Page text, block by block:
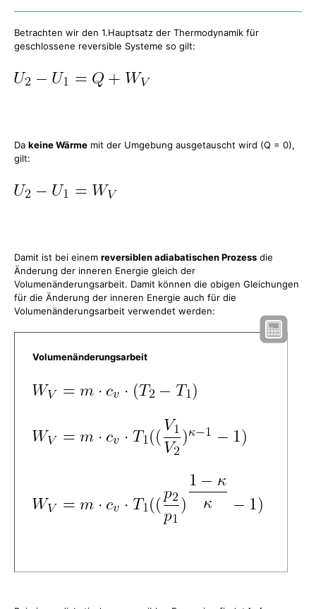
Betrachten wir den 1.Hauptsatz der Thermodynamik für
geschlossene reversible Systeme so gilt:
Da keine Wärme mit der Umgebung ausgetauscht wird (Q = 0),
gilt:
Damit ist bei einem reversiblen adiabatischen Prozess die
Änderung der inneren Energie gleich der
Volumenänderungsarbeit. Damit können die obigen Gleichungen
für die Änderung der inneren Energie auch für die
Volumenänderungsarbeit verwendet werden:
Volumenänderungsarbeit